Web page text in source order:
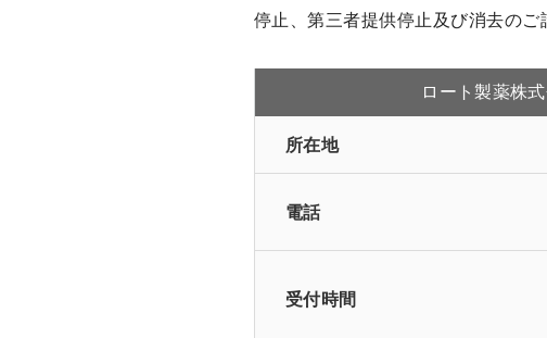
停止、第三者提供停止及び消去のご
ロート製薬株
所在地
電話
受付時間